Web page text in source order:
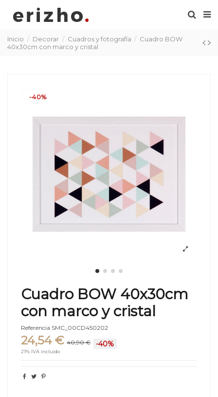
Inicio Decorar Cuadros y fotografía
Cuadro BOW
40x30cm con marco y cristal
-40%
Cuadro BOW 40x30cm
con marco y cristal
Referencia SMC_00CD450202
24,54 € 40,90 € -40%
21% IVA incluido